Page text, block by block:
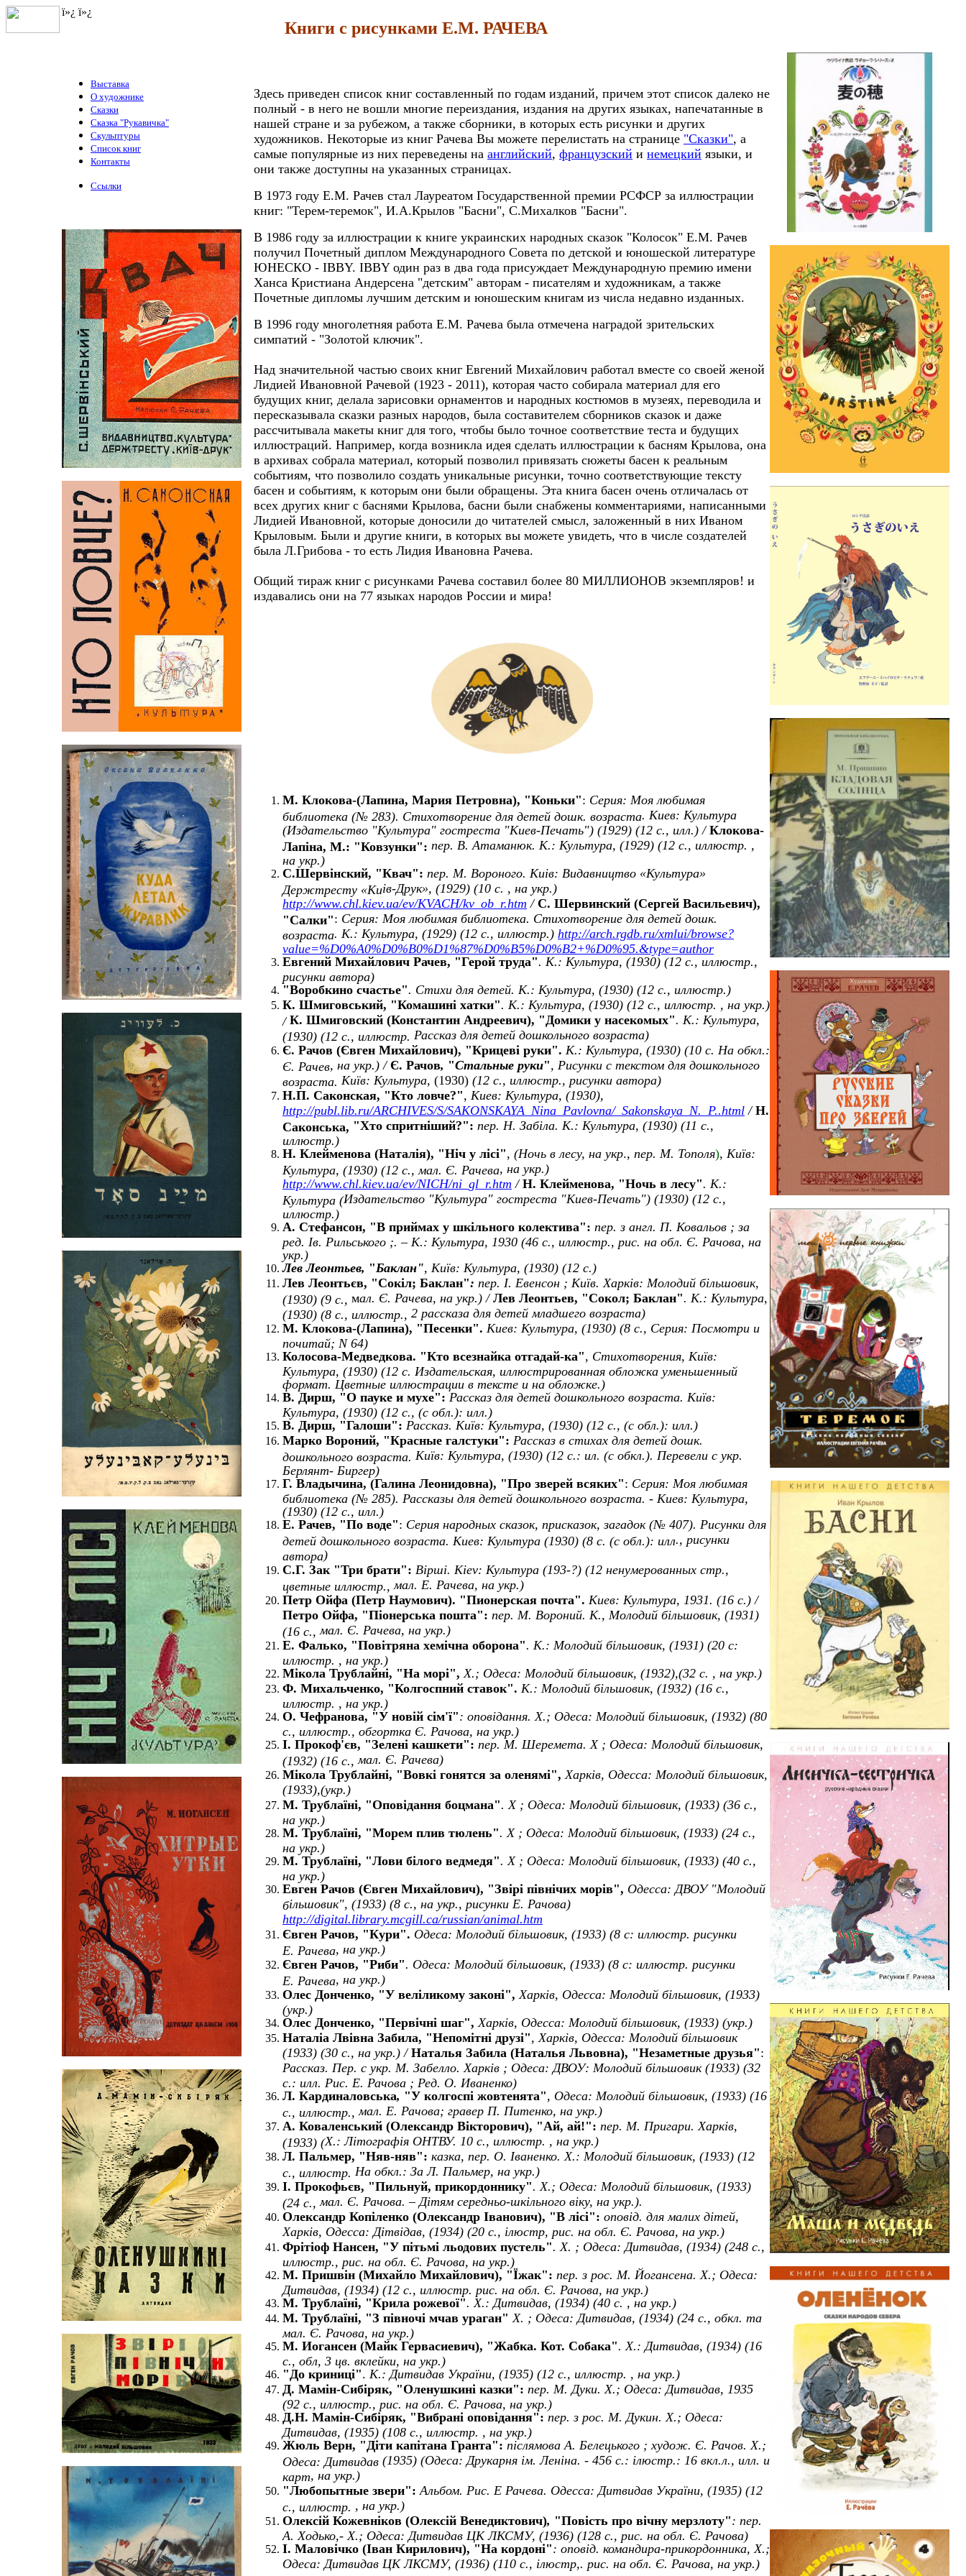
ï»¿ ï»¿
Книги с рисунками Е.М. РАЧЕВА
Выставка
О художнике
Сказки
Сказка "Рукавичка"
Скульптуры
Список книг
Контакты
Ссылки
Здесь приведен список книг составленный по годам изданий, причем этот список далеко не
полный - в него не вошли многие переиздания, издания на других языках, напечатанные в
нашей стране и за рубежом, а также сборники, в которых есть рисунки и других
художников. Некоторые из книг Рачева Вы можете перелистать на странице "Сказки", а
самые популярные из них переведены на английский, французский и немецкий языки, и
они также доступны на указанных страницах.
В 1973 году Е.М. Рачев стал Лауреатом Государственной премии РСФСР за иллюстрации
книг: "Терем-теремок", И.А.Крылов "Басни", С.Михалков "Басни".
В 1986 году за иллюстрации к книге украинских народных сказок "Колосок" Е.М. Рачев
получил Почетный диплом Международного Совета по детской и юношеской литературе
ЮНЕСКО - IBBY. IBBY один раз в два года присуждает Международную премию имени
Ханса Кристиана Андерсена "детским" авторам - писателям и художникам, а также
Почетные дипломы лучшим детским и юношеским книгам из числа недавно изданных.
В 1996 году многолетняя работа Е.М. Рачева была отмечена наградой зрительских
симпатий - "Золотой ключик".
Над значительной частью своих книг Евгений Михайлович работал вместе со своей женой
Лидией Ивановной Рачевой (1923 - 2011), которая часто собирала материал для его
будущих книг, делала зарисовки орнаментов и народных костюмов в музеях, переводила и
пересказывала сказки разных народов, была составителем сборников сказок и даже
рассчитывала макеты книг для того, чтобы было точное соответствие теста и будущих
иллюстраций. Например, когда возникла идея сделать иллюстрации к басням Крылова, она
в архивах собрала материал, который позволил привязать сюжеты басен к реальным
событиям, что позволило создать уникальные рисунки, точно соответствующие тексту
басен и событиям, к которым они были обращены. Эта книга басен очень отличалась от
всех других книг с баснями Крылова, басни были снабжены комментариями, написанными
Лидией Ивановной, которые доносили до читателей смысл, заложенный в них Иваном
Крыловым. Были и другие книги, в которых вы можете увидеть, что в числе создателей
была Л.Грибова - то есть Лидия Ивановна Рачева.
Общий тираж книг с рисунками Рачева составил более 80 МИЛЛИОНОВ экземпляров! и
издавались они на 77 языках народов России и мира!
М. Клокова-(Лапина, Мария Петровна), "Коньки": Серия: Моя любимая
библиотека (№ 283). Стихотворение для детей дошк. возраста. Киев: Культура
(Издательство "Культура" гостреста "Киев-Печать") (1929) (12 с., илл.) /Клокова-
Лапіна, М.: "Ковзунки": пер. В. Атаманюк. К.: Культура, (1929) (12 с., иллюстр. ,
на укр.)
С.Шервiнский, "Квач": пер. М. Вороного. Киiв: Видавництво «Культура»
Держтресту «Киiв-Друк», (1929) (10 с. , на укр. )
http://www.chl.kiev.ua/ev/KVACH/kv_ob_r.htm /С. Шервинский (Сергей Васильевич),
"Салки": Серия: Моя любимая библиотека. Стихотворение для детей дошк.
возраста. К.: Культура, (1929) (12 с., иллюстр.) http://arch.rgdb.ru/xmlui/browse?
value=%D0%A0%D0%B0%D1%87%D0%B5%D0%B2+%D0%95.&type=author
Евгений Михайлович Рачев, "Герой труда". К.: Культура, (1930) (12 с., иллюстр.,
рисунки автора)
"Воробкино счастье". Стихи для детей. К.: Культура, (1930) (12 с., иллюстр.)
К. Шмиговський, "Комашині хатки". К.: Культура, (1930) (12 с., иллюстр. , на укр.)
/К. Шмиговский (Константин Андреевич), "Домики у насекомых". К.: Культура,
(1930) (12 с., иллюстр. Рассказ для детей дошкольного возраста)
Є. Рачов (Євген Михайлович), "Крицеві руки". К.: Культура, (1930) (10 с. На обкл.:
Є. Рачев, на укр.) /Є. Рачов, "Стальные руки", Рисунки с текстом для дошкольного
возраста. Київ: Культура, (1930) (12 с., иллюстр., рисунки автора)
Н.П. Саконская, "Кто ловче?", Киев: Культура, (1930),
http://publ.lib.ru/ARCHIVES/S/SAKONSKAYA_Nina_Pavlovna/_Sakonskaya_N._P..html /Н.
Саконська, "Хто спритніший?": пер. Н. Забіла. К.: Культура, (1930) (11 с.,
иллюстр.)
Н. Клейменова (Наталія), "Ніч у лісі", (Ночь в лесу, на укр., пер. М. Тополя), Київ:
Культура, (1930) (12 с., мал. Є. Рачева, на укр. )
http://www.chl.kiev.ua/ev/NICH/ni_gl_r.htm /Н. Клейменова, "Ночь в лесу". К.:
Культура (Издательство "Культура" гостреста "Киев-Печать") (1930) (12 с.,
иллюстр.)
А. Стефансон, "В приймах у шкільного колектива": пер. з англ. П. Ковальов ; за
ред. Ів. Рильського ;. – К.: Культура, 1930 (46 с., иллюстр., рис. на обл. Є. Рачова, на
укр.)
Лев Леонтьев, "Баклан", Київ: Культура, (1930) (12 с.)
Лев Леонтьєв, "Сокіл; Баклан": пер. І. Евенсон ; Київ. Харкiв: Молодий більшовик,
(1930) (9 с., мал. Є. Рачева, на укр.) /Лев Леонтьев, "Сокол; Баклан". К.: Культура,
(1930) (8 с., иллюстр., 2 рассказа для детей младшего возраста)
М. Клокова-(Лапина), "Песенки". Киев: Культура, (1930) (8 с., Серия: Посмотри и
почитай; N 64)
Колосова-Медведкова. "Кто всезнайка отгадай-ка", Стихотворения, Київ:
Культура, (1930) (12 с. Издательская, иллюстрированная обложка уменьшенный
формат. Цветные иллюстрации в тексте и на обложке.)
В. Дирш, "О пауке и мухе": Рассказ для детей дошкольного возраста. Київ:
Культура, (1930) (12 с., (с обл.): илл.)
В. Дирш, "Галоши": Рассказ. Київ: Культура, (1930) (12 с., (с обл.): илл.)
Марко Вороний, "Красные галстуки": Рассказ в стихах для детей дошк.
дошкольного возраста. Київ: Культура, (1930) (12 с.: ил. (с обкл.). Перевели с укр.
Берлянт- Биргер)
Г. Владычина, (Галина Леонидовна), "Про зверей всяких": Серия: Моя любимая
библиотека (№ 285). Рассказы для детей дошкольного возраста. - Киев: Культура,
(1930) (12 с., илл.)
Е. Рачев, "По воде": Серия народных сказок, присказок, загадок (№ 407). Рисунки для
детей дошкольного возраста. Киев: Культура (1930) (8 с. (с обл.): илл., рисунки
автора)
С.Г. Зак "Три брати": Вірші. Kiev: Культура (193-?) (12 ненумерованных стр.,
цветные иллюстр., мал. Е. Рачева, на укр. )
Петр Ойфа (Петр Наумович). "Пионерская почта". Киев: Культура, 1931. (16 с.) /
Петро Ойфа, "Піонерська пошта": пер. М. Вороний. К., Молодий більшовик, (1931)
(16 с., мал. Є. Рачева, на укр.)
Е. Фалько, "Повітряна хемічна оборона". К.: Молодий більшовик, (1931) (20 с:
иллюстр. , на укр.)
Мiкола Трублайнi, "На морi", Х.; Одеса: Молодий бiльшовик, (1932),(32 c. , на укр. )
Ф. Михальченко, "Колгоспний ставок". К.: Молодий більшовик, (1932) (16 с.,
иллюстр. , на укр.)
О. Чефранова, "У новій сім'ї": оповідання. Х.; Одеса: Молодий більшовик, (1932) (80
с., иллюстр., обгортка Є. Рачова, на укр.)
І. Прокоф'єв, "Зелені кашкети": пер. М. Шеремета. Х ; Одеса: Молодий більшовик,
(1932) (16 с., мал. Є. Рачева)
Мiкола Трублайнi, "Вовкi гонятся за оленямi", Харкiв, Одесса: Молодий бiльшовик,
(1933),(укр.)
М. Трублаїні, "Оповідання боцмана". Х ; Одеса: Молодий більшовик, (1933) (36 с.,
на укр.)
М. Трублаїні, "Морем плив тюлень". Х ; Одеса: Молодий більшовик, (1933) (24 с.,
на укр.)
М. Трублаїні, "Лови білого ведмедя". Х ; Одеса: Молодий більшовик, (1933) (40 с.,
на укр.)
Евген Рачов (Євген Михайлович), "Звiрi пiвнiчих морiв", Одесса: ДВОУ "Молодий
бiльшовик", (1933) (8 с., на укр., рисунки Е. Рачова)
http://digital.library.mcgill.ca/russian/animal.htm
Євген Рачов, "Кури". Одеса: Молодий більшовик, (1933) (8 с: иллюстр. рисунки
Е. Рачева, на укр. )
Євген Рачов, "Риби". Одеса: Молодий більшовик, (1933) (8 с: иллюстр. рисунки
Е. Рачева, на укр. )
Олес Донченко, "У велiликому законi", Харкiв, Одесса: Молодий бiльшовик, (1933)
(укр.)
Олес Донченко, "Первiчнi шаг", Харкiв, Одесса: Молодий бiльшовик, (1933) (укр.)
Наталiа Лвiвна Забила, "Непомiтнi друзi", Харкiв, Одесса: Молодий більшовик
(1933) (30 с., на укр.) /Наталья Забила (Наталья Львовна), "Незаметные друзья":
Рассказ. Пер. с укр. М. Забелло. Харкiв ; Одеса: ДВОУ: Молодий бiльшовик (1933) (32
с.: илл. Рис. Е. Рачова ; Ред. О. Иваненко)
Л. Кардиналовська, "У колгоспі жовтенята", Одеса: Молодий більшовик, (1933) (16
с., иллюстр., мал. Е. Рачова; гравер П. Питенко, на укр.)
А. Коваленський (Олександр Вікторович), "Ай, ай!": пер. М. Пригари. Харкiв,
(1933) (Х.: Літографія ОНТВУ. 10 с., иллюстр. , на укр.)
Л. Пальмер, "Няв-няв": казка, пер. О. Іваненко. Х.: Молодий більшовик, (1933) (12
с., иллюстр. На обкл.: За Л. Пальмер, на укр.)
І. Прокофьєв, "Пильнуй, прикордоннику". Х.; Одеса: Молодий більшовик, (1933)
(24 с., мал. Є. Рачова. – Дітям середньо-шкільного віку, на укр.).
Олександр Копiленко (Олександр Іванович), "В лiсi": оповід. для малих дітей,
Харкiв, Одесса: Дiтвiдав, (1934) (20 с., ілюстр, рис. на обл. Є. Рачова, на укр.)
Фрітіоф Нансен, "У пітьмі льодових пустель". Х. ; Одеса: Дитвидав, (1934) (248 с.,
иллюстр., рис. на обл. Є. Рачова, на укр.)
М. Пришвін (Михайло Михайлович), "Їжак": пер. з рос. М. Йогансена. Х.; Одеса:
Дитвидав, (1934) (12 с., иллюстр. рис. на обл. Є. Рачова, на укр.)
М. Трублаїні, "Крила рожевої". Х.: Дитвидав, (1934) (40 с. , на укр.)
М. Трублаїні, "З півночі мчав ураган" Х. ; Одеса: Дитвидав, (1934) (24 с., обкл. та
мал. Є. Рачова, на укр.)
М. Иогансен (Майк Гервасиевич), "Жабка. Кот. Собака". Х.: Дитвидав, (1934) (16
с., обл, 3 цв. вклейки, на укр.)
" До криниці". К.: Дитвидав України, (1935) (12 с., иллюстр. , на укр. )
Д. Мамін-Сибіряк, "Оленушкині казки": пер. М. Дуки. Х.; Одеса: Дитвидав, 1935
(92 с., иллюстр., рис. на обл. Є. Рачова, на укр.)
Д.Н. Мамін-Сибіряк, "Вибрані оповідання": пер. з рос. М. Дукин. Х.; Одеса:
Дитвидав, (1935) (108 с., иллюстр. , на укр.)
Жюль Верн, " Діти капітана Гранта": післямова А. Белецького ; худож. Є. Рачов. Х.;
Одеса: Дитвидав (1935) (Одеса: Друкарня ім. Леніна. - 456 с.: ілюстр.: 16 вкл.л., илл. и
карт, на укр. )
"Любопытные звери": Альбом. Рис. Е Рачева. Одесса: Дитвидав України, (1935) (12
с., иллюстр. , на укр. )
Олексій Кожевніков (Олексій Венедиктович), "Повість про вічну мерзлоту": пер.
А. Ходько,- Х.; Одеса: Дитвидав ЦК ЛКСМУ, (1936) (128 с., рис. на обл. Є. Рачова)
І. Маловічко (Іван Кирилович), "На кордоні": оповід. командира-прикордонника, Х.;
Одеса: Дитвидав ЦК ЛКСМУ, (1936) (110 с., ілюстр,. рис. на обл. Є. Рачова, на укр.)